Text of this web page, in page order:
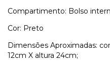
Compartimento: Bolso
Cor: Preto
Dimensões Aproximadas:
12cm X altura 24cm;